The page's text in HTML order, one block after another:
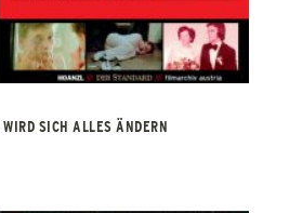
SICH ALLES ÄNDERN